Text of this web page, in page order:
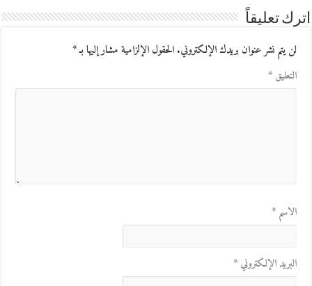
اترك تعليقاً
لن يتم نشر عنوان بريدك الإلكتروني.الحقول الإلزامية مشار إليها بـ*
التعليق*
الاسم*
البريد الإلكتروني*